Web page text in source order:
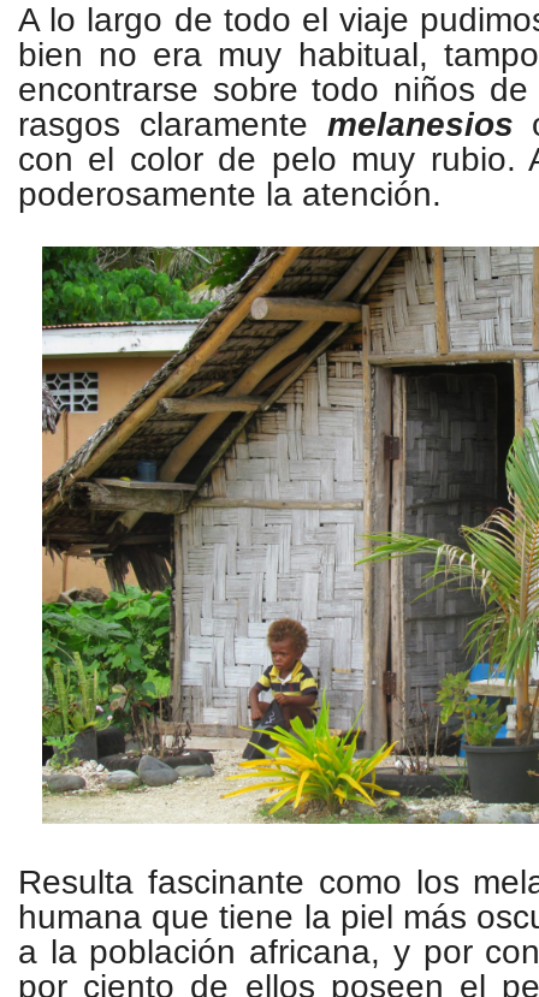
A lo largo de todo el viaje
bien no era muy habitual,
encontrarse sobre todo niños
rasgos claramente melanesios
con el color de pelo muy rubio.
poderosamente la atención.
Resulta fascinante como los
humana que tiene la piel más
a la población africana, y por
por ciento de ellos poseen el